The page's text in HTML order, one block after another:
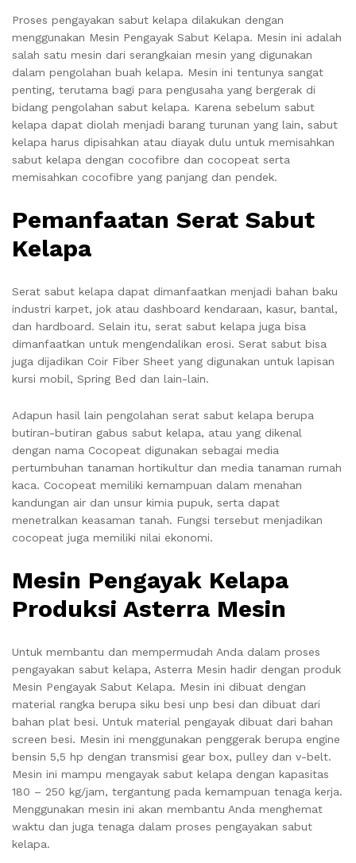
Proses pengayakan sabut kelapa dilakukan dengan
menggunakan Mesin Pengayak Sabut Kelapa. Mesin ini adalah
salah satu mesin dari serangkaian mesin yang digunakan
dalam pengolahan buah kelapa. Mesin ini tentunya sangat
penting, terutama bagi para pengusaha yang bergerak di
bidang pengolahan sabut kelapa. Karena sebelum sabut
kelapa dapat diolah menjadi barang turunan yang lain, sabut
kelapa harus dipisahkan atau diayak dulu untuk memisahkan
sabut kelapa dengan cocofibre dan cocopeat serta
memisahkan cocofibre yang panjang dan pendek.
Pemanfaatan Serat Sabut
Kelapa
Serat sabut kelapa dapat dimanfaatkan menjadi bahan baku
industri karpet, jok atau dashboard kendaraan, kasur, bantal,
dan hardboard. Selain itu, serat sabut kelapa juga bisa
dimanfaatkan untuk mengendalikan erosi. Serat sabut bisa
juga dijadikan Coir Fiber Sheet yang digunakan untuk lapisan
kursi mobil, Spring Bed dan lain-lain.
Adapun hasil lain pengolahan serat sabut kelapa berupa
butiran-butiran gabus sabut kelapa, atau yang dikenal
dengan nama Cocopeat digunakan sebagai media
pertumbuhan tanaman hortikultur dan media tanaman rumah
kaca. Cocopeat memiliki kemampuan dalam menahan
kandungan air dan unsur kimia pupuk, serta dapat
menetralkan keasaman tanah. Fungsi tersebut menjadikan
cocopeat juga memiliki nilai ekonomi.
Mesin Pengayak Kelapa
Produksi Asterra Mesin
Untuk membantu dan mempermudah Anda dalam proses
pengayakan sabut kelapa, Asterra Mesin hadir dengan produk
Mesin Pengayak Sabut Kelapa. Mesin ini dibuat dengan
material rangka berupa siku besi unp besi dan dibuat dari
bahan plat besi. Untuk material pengayak dibuat dari bahan
screen besi. Mesin ini menggunakan penggerak berupa engine
bensin 5,5 hp dengan transmisi gear box, pulley dan v-belt.
Mesin ini mampu mengayak sabut kelapa dengan kapasitas
180 – 250 kg/jam, tergantung pada kemampuan tenaga kerja.
Menggunakan mesin ini akan membantu Anda menghemat
waktu dan juga tenaga dalam proses pengayakan sabut
kelapa.